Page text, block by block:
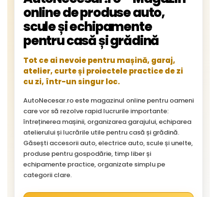
online de produse auto,
scule și echipamente
pentru casă și grădină
Tot ce ai nevoie pentru mașină, garaj,
atelier, curte și proiectele practice de zi
cu zi, într-un singur loc.
AutoNecesar.ro este magazinul online pentru oameni
care vor să rezolve rapid lucrurile importante:
întreținerea mașinii, organizarea garajului, echiparea
atelierului și lucrările utile pentru casă și grădină.
Găsești accesorii auto, electrice auto, scule și unelte,
produse pentru gospodărie, timp liber și
echipamente practice, organizate simplu pe
categorii clare.